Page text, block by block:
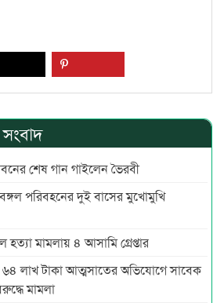
শেষ গান গাইলেন ভৈরবী
পরিবহনের দুই বাসের মুখোমুখি
মামলায় ৪ আসামি গ্রেপ্তার
লাখ টাকা আত্মসাতের অভিযোগে সাবেক
মামলা